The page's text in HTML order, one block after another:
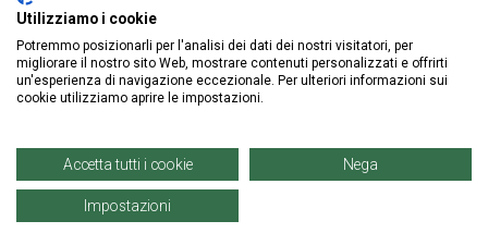
Prodotti
P. IVA: 02671960819
Utilizziamo i cookie
Potremmo posizionarli per l'analisi dei dati dei nostri visitatori, per
migliorare il nostro sito Web, mostrare contenuti personalizzati e offrirti
un'esperienza di navigazione eccezionale. Per ulteriori informazioni sui
cookie utilizziamo aprire le impostazioni.
Accetta tutti i cookie Nega
Impostazioni